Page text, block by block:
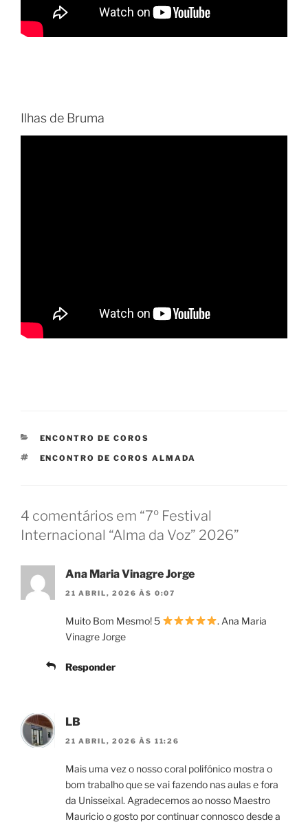
Ilhas de Bruma
CATEGORIAS
ENCONTRO DE COROS
ETIQUETAS
ENCONTRO DE COROS ALMADA
4 comentários em “7º Festival
Internacional “Alma da Voz” 2026”
Ana Maria Vinagre Jorge
21 ABRIL, 2026 ÀS 0:07
Muito Bom Mesmo! 5
. Ana Maria
Vinagre Jorge
Responder
LB
21 ABRIL, 2026 ÀS 11:26
Mais uma vez o nosso coral polifónico mostra o
bom trabalho que se vai fazendo nas aulas e fora
da Unisseixal. Agradecemos ao nosso Maestro
Mauricio o gosto por continuar connosco desde a